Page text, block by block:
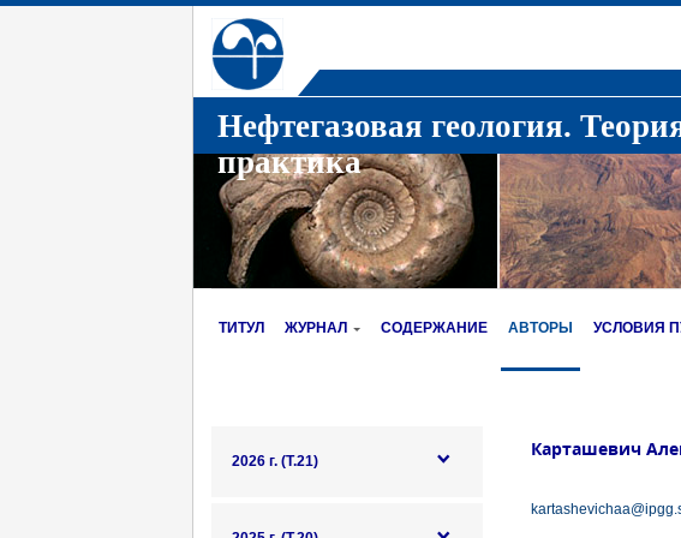
Нефтегазовая геология.
практика
ТИТУЛ ЖУРНАЛ СОДЕРЖАНИЕ АВТОРЫ УСЛОВИЯ
2026 г. (Т.21)
Карташевич